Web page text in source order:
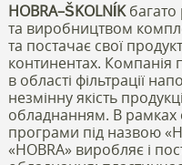
HOBRA–ŠKOLNÍKбагато
та виробництвом
та постачає свої
континентах. Компанія
в області фільтрації
незмінну якість
обладнанням. В рамках
програми під назвою
«HOBRA» виробляє і